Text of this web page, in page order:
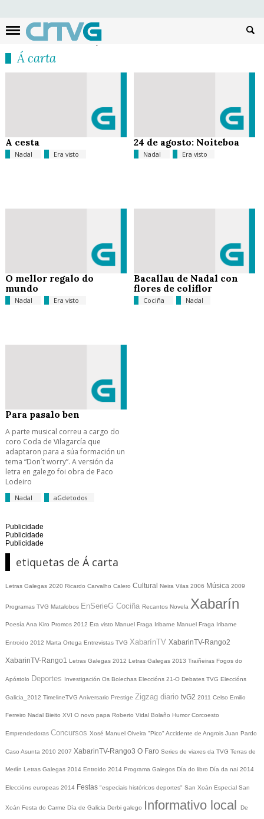
Á carta
A cesta
Nadal Era visto
24 de agosto: Noiteboa
Nadal Era visto
O mellor regalo do
mundo
Nadal Era visto
Bacallau de Nadal con
flores de coliflor
Cociña Nadal
Para pasalo ben
A parte musical correu a cargo do
coro Coda de Vilagarcía que
adaptaron para a súa formación un
tema “Don´t worry”. A versión da
letra en galego foi obra de Paco
Lodeiro
Nadal aGdetodos
Publicidade
Publicidade
Publicidade
etiquetas de Á carta
Letras Galegas 2020 Ricardo Carvalho Calero Cultural Neira Vilas 2006 Música 2009
Programas TVG Matalobos EnSerieG Cociña Recantos Novela Xabarín
Poesía Ana Kiro Promos 2012 Era visto Manuel Fraga Iribarne Manuel Fraga Iribarne
Entroido 2012 Marta Ortega Entrevistas TVG XabarínTV XabarinTV-Rango2
XabarinTV-Rango1 Letras Galegas 2012 Letras Galegas 2013 Traiñeiras Fogos do
Apóstolo Deportes Investigación Os Bolechas Eleccións 21-O Debates TVG Eleccións
Galicia_2012 TimelineTVG Aniversario Prestige Zigzag diario tvG2 2011 Celso Emilio
Ferreiro Nadal Bieito XVI O novo papa Roberto Vidal Bolaño Humor Corcoesto
Emprendedoras Concursos Xosé Manuel Olveira "Pico" Accidente de Angrois Juan Pardo
Caso Asunta 2010 2007 XabarinTV-Rango3 O Faro Series de viaxes da TVG Terras de
Merlín Letras Galegas 2014 Entroido 2014 Programa Galegos Día do libro Día da nai 2014
Eleccións europeas 2014 Festas "especiais históricos deportes" San Xoán Especial San
Xoán Festa do Carme Día de Galicia Derbi galego Informativo local De